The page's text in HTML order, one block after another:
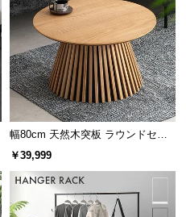
幅80cm 天然木突板 ラウンドセン
ターテーブル 美しい格子デザイン
￥39,999